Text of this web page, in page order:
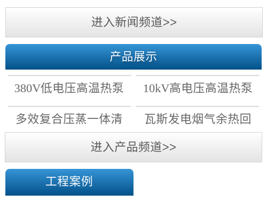
保治污各项工作落实到位。
打好蓝天保卫战...
赢2018年蓝天保卫战。文件
提出：2018年10月底前，完
成清洁取暖改造任务。2018
年10月1日前，所有在用燃煤
锅炉排放大气污染物达到特
别排放限值标准。2018年10
间。 天津 结合2018年采暖季
天然气供需形势，天津市发
展改革委会同市建委、市农
委、市环保局等部门制定了
我市2018至2019年居民冬季
清洁取暖工作计划：坚持“优
先用电”原则，大力实施“煤
改电”，能改尽改;对具备电
采暖条件的，“宜集中则集
中、宜分散则分散”，通过
蓄...
进入新闻频道>>
产品展示
380V低电压高温热泵
机组
10kV高电压高温热泵
机组
多效复合压蒸一体清
洁高效干燥系统
瓦斯发电烟气余热回
进入产品频道>>
工程案例